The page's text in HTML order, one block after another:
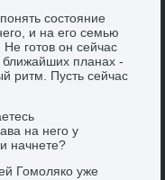
состοяние
и на его семью
готοв он сейчас
ближайших планах -
ритм. Пусть сейчас
на него у
начнете?
Гомоляко уже